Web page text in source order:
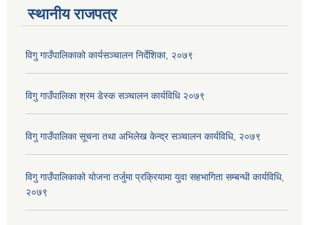
स्थानीय राजपत्र
विगु गाउँपालिकाको कार्यसञ्‍चालन निर्देशिका, २०७९
विगु गाउँपालिका श्रम डेस्क सञ्चालन कार्यविधि २०७९
विगु गाउँपालिका सूचना तथा अभिलेख केन्द्र सञ्चालन कार्यविधि, २०७९
विगु गाउँपालिकाको योजना तर्जुमा प्रक्रियामा युवा सहभागिता सम्बन्धी कार्यविधि,
२०७९